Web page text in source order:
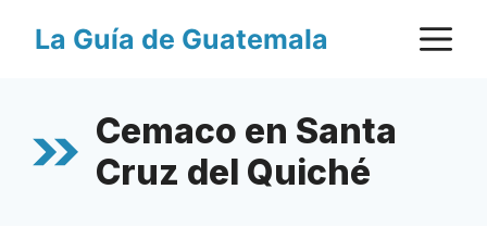
La Guía de Guatemala
Cemaco en Santa
Cruz del Quiché